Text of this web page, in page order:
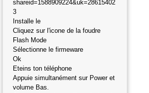
shareid=1588909224&uk=28615402
3
Installe le
Cliquez sur l'icone de la foudre
Flash Mode
Sélectionne le firmeware
Ok
Eteins ton téléphone
Appuie simultanément sur Power et
volume Bas.